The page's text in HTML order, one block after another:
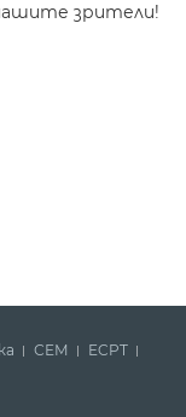
зрители!
СЕМ
ECPT